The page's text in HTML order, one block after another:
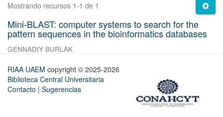
Mostrando recursos 1-1 de 1
Mini-BLAST: computer systems to search for the
pattern sequences in the bioinformatics databases
GENNADIY BURLAK
RIAA UAEM copyright © 2025-2026
Biblioteca Central Universitaria
Contacto | Sugerencias